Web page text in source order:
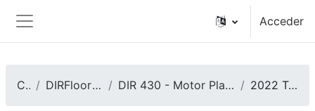
Panel lateral
Acceder
Cursos DIRFloortime® Training Program DIR 430 - Motor Planning: It Impacts Communication and More 2022 Trimester 2 - DIR 430